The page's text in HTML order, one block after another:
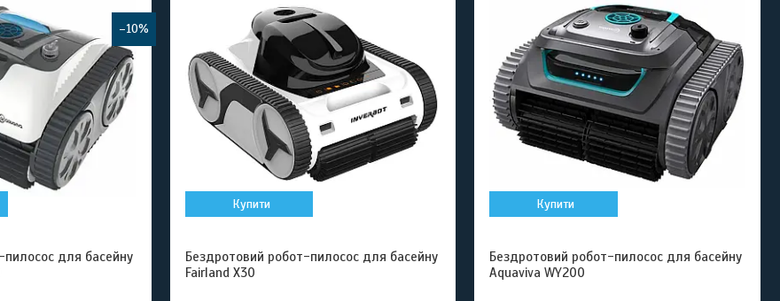
–10%
для басейну
Купити
Бездротовий робот-пилосос для басейну
Fairland X30
Купити
Бездротовий робот-пилосос для басейну
Aquaviva WY200